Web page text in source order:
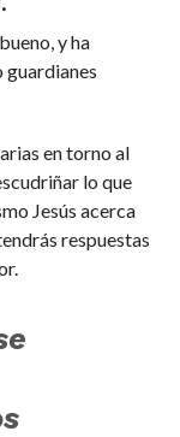
y ha
en torno al
lo que
Jesús acerca
respuestas